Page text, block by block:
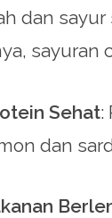
dan
Sehat:
dan